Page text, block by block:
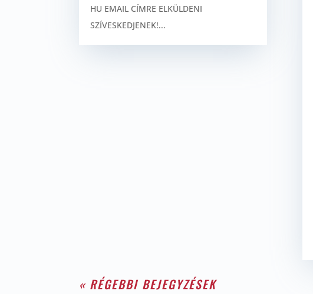
HU EMAIL CÍMRE ELKÜLDENI
SZÍVESKEDJENEK!...
« RÉGEBBI BEJEGYZÉSEK